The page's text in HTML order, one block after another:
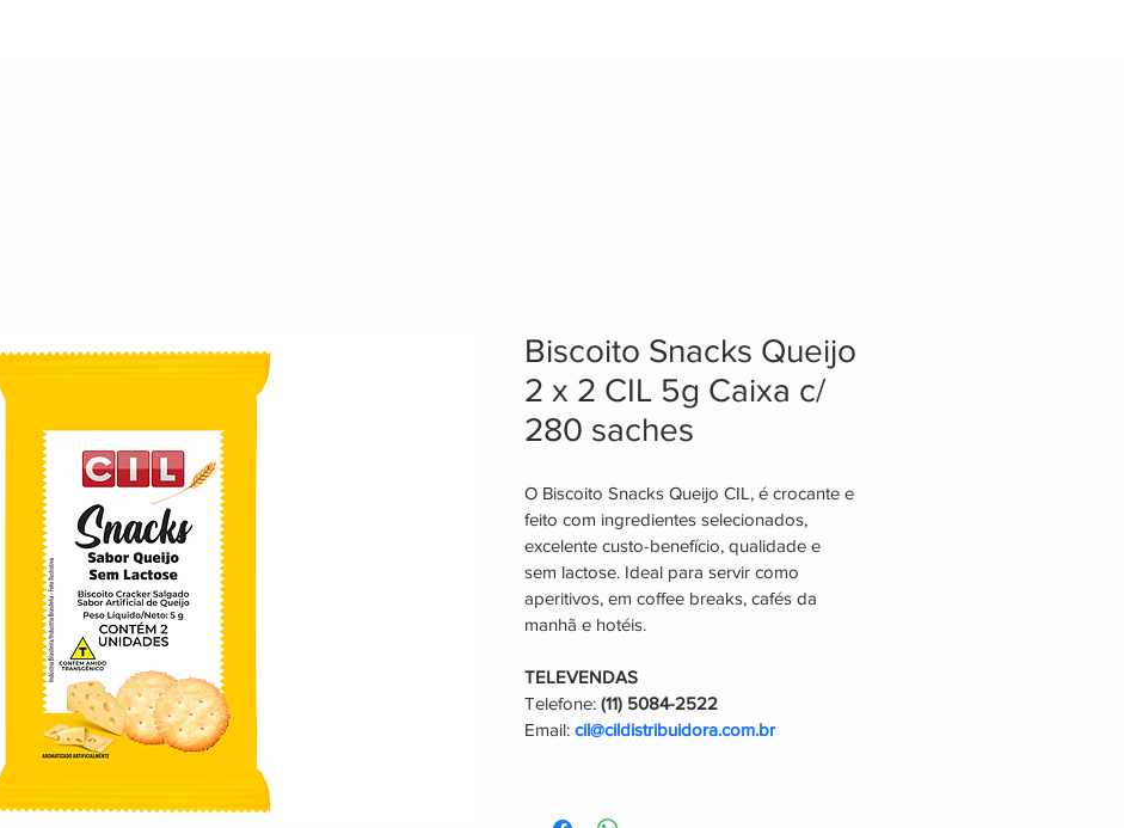
Biscoito Snacks Queijo
2 x 2 CIL 5g Caixa c/
280 saches
O Biscoito Snacks Queijo CIL, é crocante e
feito com ingredientes selecionados,
excelente custo-benefício, qualidade e
sem lactose. Ideal para servir como
aperitivos, em coffee breaks, cafés da
manhã e hotéis.
TELEVENDAS
Telefone: (11) 5084-2522
Email: cil@cildistribuidora.com.br